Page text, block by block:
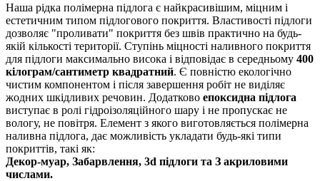
Наша рідка полімерна підлога є найкрасивішим, міцним і
естетичним типом підлогового покриття. Властивості підлоги
дозволяє "проливати" покриття без швів практично на будь-
якій кількості території. Ступінь міцності наливного покриття
для підлоги максимально висока і відповідає в середньому 400
кілограм/сантиметр квадратний. Є повністю екологічно
чистим компонентом і після завершення робіт не виділяє
жодних шкідливих речовин. Додатково епоксидна підлога
виступає в ролі гідроізоляційного шару і не пропускає не
вологу, не повітря. Елемент з якого виготовляється полімерна
наливна підлога, дає можливість укладати будь-які типи
покриттів, такі як:
Декор-муар, Забарвлення, 3d підлоги та З акриловими
числами.